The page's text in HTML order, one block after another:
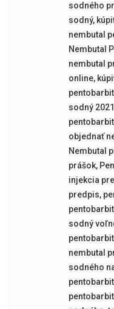
sodného
sodný,
nembutal
Nembutal
nembutal
online,
sodný 2021
objednať
Nembutal
prášok,
injekcia
predpis,
sodný
nembutal
sodného